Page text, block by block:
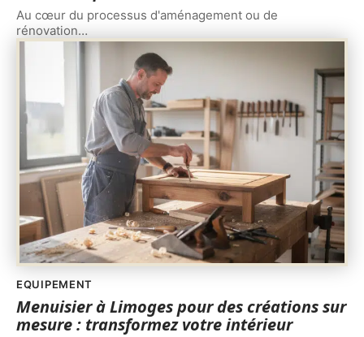
Au cœur du processus d'aménagement ou de
rénovation…
EQUIPEMENT
Menuisier à Limoges pour des créations sur
mesure : transformez votre intérieur